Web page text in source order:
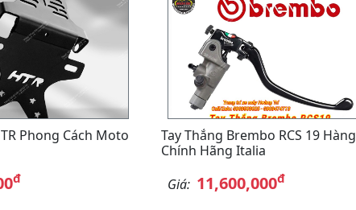
Phong Cách Moto
đ
Tay Thắng Brembo RCS 19 Hàng
Chính Hãng Italia
Giá: 11,600,000đ